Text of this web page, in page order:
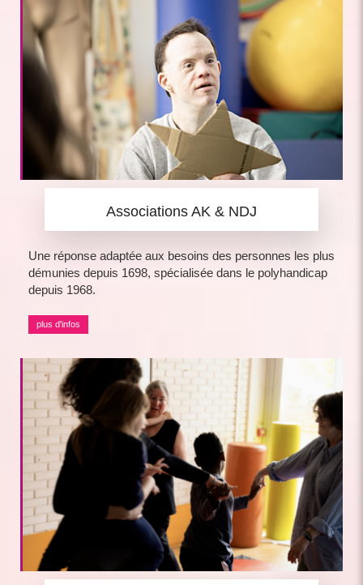
Associations AK & NDJ
Une réponse adaptée aux besoins des personnes les plus
démunies depuis 1698, spécialisée dans le polyhandicap
depuis 1968.
plus d'infos